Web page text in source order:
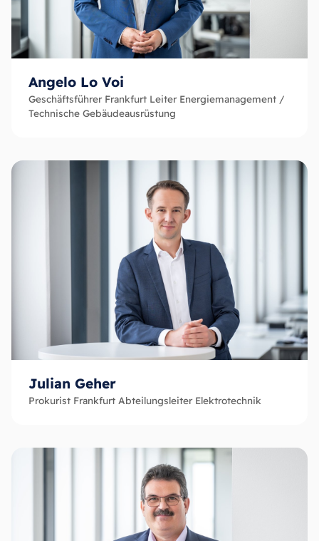
Angelo Lo Voi
Geschäftsführer Frankfurt Leiter Energiemanagement /
Technische Gebäudeausrüstung
Julian Geher
Prokurist Frankfurt Abteilungsleiter Elektrotechnik